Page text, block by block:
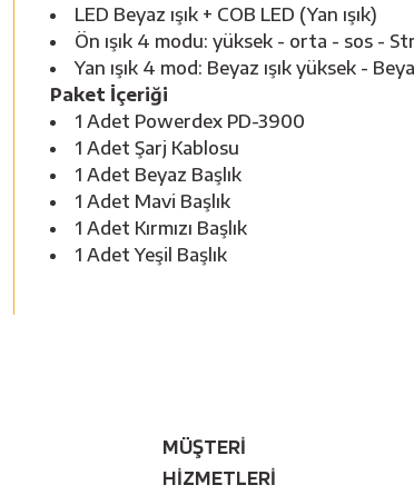
LED Beyaz ışık + COB LED (Yan ışık)
Ön ışık 4 modu: yüksek - orta - sos -
Yan ışık 4 mod: Beyaz ışık yüksek -
Paket İçeriği
1 Adet Powerdex PD-3900
1 Adet Şarj Kablosu
1 Adet Beyaz Başlık
1 Adet Mavi Başlık
1 Adet Kırmızı Başlık
1 Adet Yeşil Başlık
MÜŞTERİ
HİZMETLERİ